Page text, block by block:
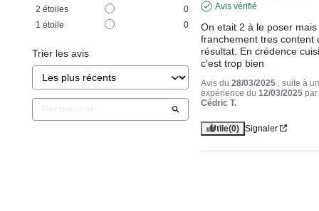
2 étoiles
0
1 étoile 0
Trier les avis
Avis vérifié
On etait 2 à le poser mais
franchement tres content
résultat. En crédence
c'est trop bien
Avis du28/03/2025
, suite à
expérience du 12/03/2025 par
Cédric T.
Utile(0) Signaler